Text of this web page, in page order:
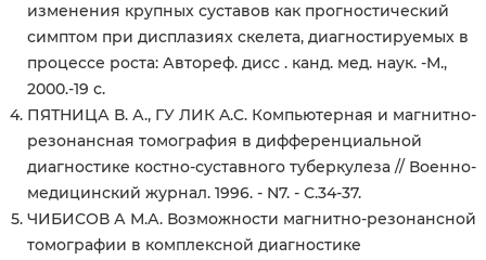
изменения крупных суставов как прогностический
симптом при дисплазиях скелета, диагностируемых в
процессе роста: Автореф. дисс . канд. мед. наук. -М.,
2000.-19 с.
ПЯТНИЦА В. А., ГУ ЛИК A.C. Компьютерная и магнитно-
резонансная томография в дифференциальной
диагностике костно-суставного туберкулеза // Военно-
медицинский журнал. 1996. - N7. - С.34-37.
ЧИБИСОВ А М.А. Возможности магнитно-резонансной
томографии в комплексной диагностике